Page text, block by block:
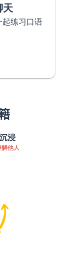
练习口语
沉浸
解他人